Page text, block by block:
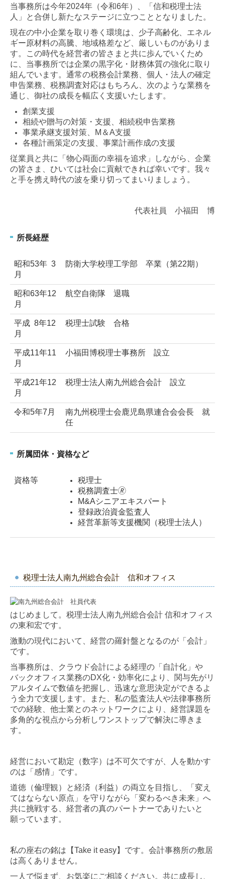
数字で見る働き方
待遇・福利厚生
募集要項
NEWS
個人情報保護方針
当事務所は今年2024年（令和6年）、「信和税理士法
人」と合併し新たなステージに立つこととなりました。
現在の中小企業を取り巻く環境は、少子高齢化、エネル
ギー原材料の高騰、地域格差など、厳しいものがありま
す。この時代を経営者の皆さまと共に歩んでいくため
に、当事務所では企業の黒字化・財務体質の強化に取り
組んでいます。通常の税務会計業務、個人・法人の確定
申告業務、税務調査対応はもちろん、次のような業務を
通じ、御社の成長を幅広く支援いたします。
創業支援
相続や贈与の対策・支援、相続税申告業務
事業承継支援対策、M＆A支援
各種計画策定の支援、事業計画作成の支援
従業員と共に「物心両面の幸福を追求」しながら、企業
の皆さま、ひいては社会に貢献できれば幸いです。我々
と手を携え時代の波を乗り切ってまいりましょう。
代表社員 小福田 博
所長経歴
昭和53年 3
月
防衛大学校理工学部 卒業（第22期）
昭和63年12
月
航空自衛隊 退職
平成 8年12
月
税理士試験 合格
平成11年11
月
小福田博税理士事務所 設立
平成21年12
月
税理士法人南九州総合会計 設立
令和5年7月
南九州税理士会鹿児島県連合会会長 就
任
所属団体・資格など
資格等
税理士
税務調査士🄬
M&Aシニアエキスパート
登録政治資金監査人
経営革新等支援機関（税理士法人）
税理士法人南九州総合会計 信和オフィス
はじめまして。税理士法人南九州総合会計 信和オフィス
の東和宏です。
激動の現代において、経営の羅針盤となるのが「会計」
です。
当事務所は、クラウド会計による経理の「自計化」や
バックオフィス業務のDX化・効率化により、関与先がリ
アルタイムで数値を把握し、迅速な意思決定ができるよ
う全力で支援します。また、私の監査法人や法律事務所
での経験、他士業とのネットワークにより、 経営課題を
多角的な視点から分析しワンストップで解決に導きま
す。
経営において勘定（数字）は不可欠ですが、人を動かす
のは「感情」です。
道徳（倫理観）と経済（利益）の両立を目指し、「変え
てはならない原点」を守りながら「変わるべき未来」へ
共に挑戦する、経営者の真のパートナーでありたいと
願っています。
私の座右の銘は【Take it easy】です。会計事務所の敷居
は高くありません。
一人で悩まず、お気楽にご相談ください。 共に成長し、